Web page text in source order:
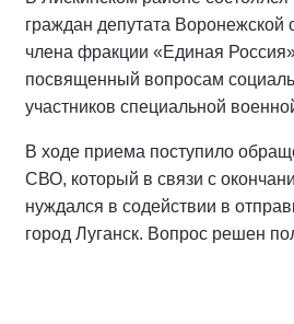
граждан депутата Воронежской
члена фракции «Единая
посвященный вопросам
участников специальной
В ходе приема поступило
СВО, который в связи с
нуждался в содействии в
город Луганск. Вопрос решен